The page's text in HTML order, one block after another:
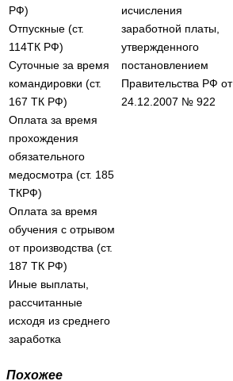
РФ)
Отпускные (ст.
114ТК РФ)
Суточные за время
командировки (ст.
167 ТК РФ)
Оплата за время
прохождения
обязательного
медосмотра (ст. 185
ТКРФ)
Оплата за время
обучения с отрывом
от производства (ст.
187 ТК РФ)
Иные выплаты,
рассчитанные
исходя из среднего
заработка
исчисления
заработной платы,
утвержденного
постановлением
Правительства РФ от
24.12.2007 № 922
Похожее